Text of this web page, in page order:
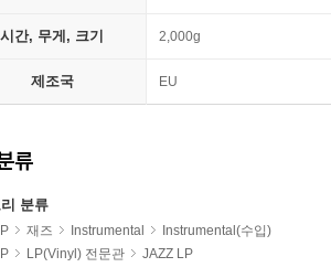
시간, 무게, 크기 2,000g
제조국 EU
류
분류
재즈 Instrumental
Instrumental(수입)
LP(Vinyl) 전문관 JAZZ LP